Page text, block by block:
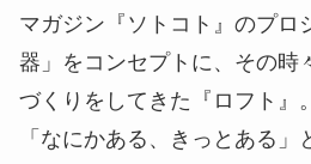
マガジン『ソトコト』のプロ
器」をコンセプトに、その時
づくりをしてきた『ロフト』
「なにかある、きっとある